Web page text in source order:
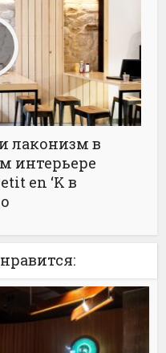
лаконизм в
интерьере
en ‘K в